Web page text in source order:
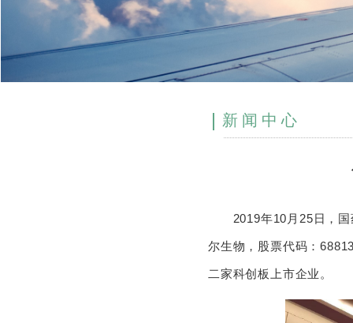
新闻中心
2019年10月25日，国
尔生物，股票代码：
二家科创板上市企业。